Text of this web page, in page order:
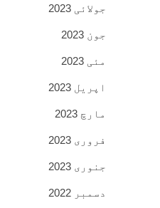
جولائی 2023
جون 2023
مئی 2023
اپریل 2023
مارچ 2023
فروری 2023
جنوری 2023
دسمبر 2022